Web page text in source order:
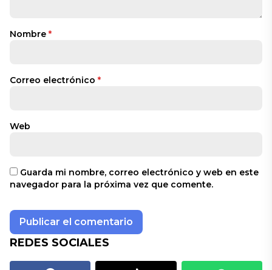
Nombre *
Correo electrónico *
Web
Guarda mi nombre, correo electrónico y web en este
navegador para la próxima vez que comente.
REDES SOCIALES